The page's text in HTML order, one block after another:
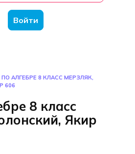
Войти
ПО АЛГЕБРЕ 8 КЛАСС МЕРЗЛЯК,
606
8 класс
Якир